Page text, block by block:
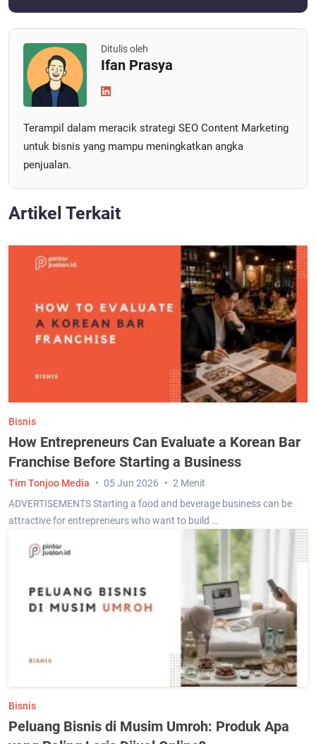
Ditulis oleh
Ifan Prasya
Terampil dalam meracik strategi SEO Content Marketing
untuk bisnis yang mampu meningkatkan angka
penjualan.
Artikel Terkait
Bisnis
How Entrepreneurs Can Evaluate a Korean Bar
Franchise Before Starting a Business
ADVERTISEMENTS Starting a food and beverage business can be
attractive for entrepreneurs who want to build …
Tim Tonjoo Media 05 Jun 2026 2 Menit
Bisnis
Peluang Bisnis di Musim Umroh: Produk Apa